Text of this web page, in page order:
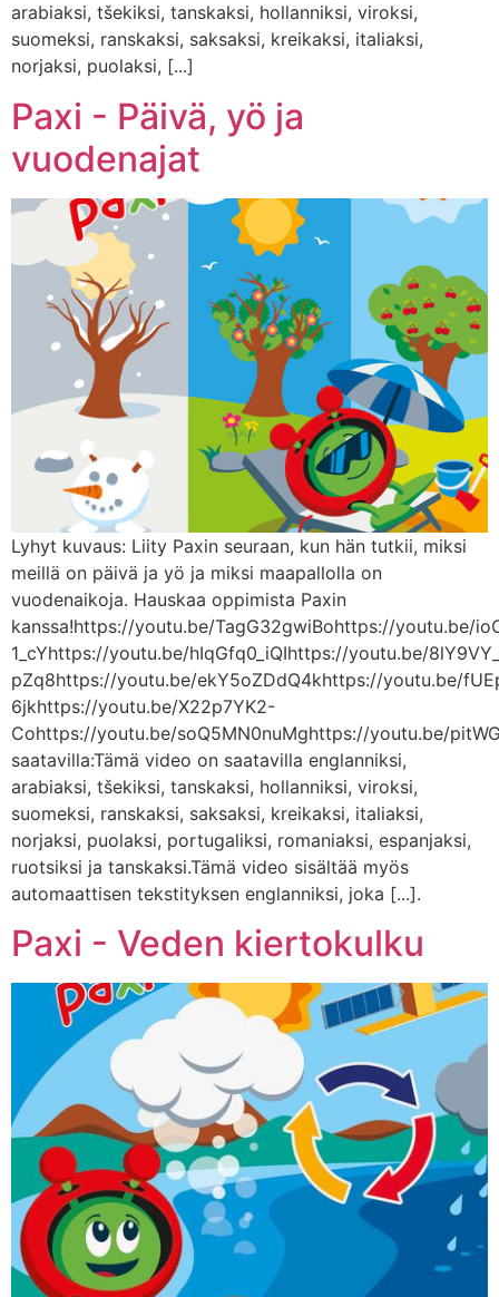
arabiaksi, tšekiksi, tanskaksi, hollanniksi, viroksi,
suomeksi, ranskaksi, saksaksi, kreikaksi, italiaksi,
norjaksi, puolaksi, [...]
Paxi - Päivä, yö ja
vuodenajat
Lyhyt kuvaus: Liity Paxin seuraan, kun hän tutkii, miksi
meillä on päivä ja yö ja miksi maapallolla on
vuodenaikoja. Hauskaa oppimista Paxin
kanssa!https://youtu.be/TagG32gwiBohttps://youtu.be/
1_cYhttps://youtu.be/hIqGfq0_iQIhttps://youtu.be/
pZq8https://youtu.be/ekY5oZDdQ4khttps://youtu.be/
6jkhttps://youtu.be/X22p7YK2-
Cohttps://youtu.be/soQ5MN0nuMghttps://youtu.be/
saatavilla:Tämä video on saatavilla englanniksi,
arabiaksi, tšekiksi, tanskaksi, hollanniksi, viroksi,
suomeksi, ranskaksi, saksaksi, kreikaksi, italiaksi,
norjaksi, puolaksi, portugaliksi, romaniaksi, espanjaksi,
ruotsiksi ja tanskaksi.Tämä video sisältää myös
automaattisen tekstityksen englanniksi, joka [...].
Paxi - Veden kiertokulku